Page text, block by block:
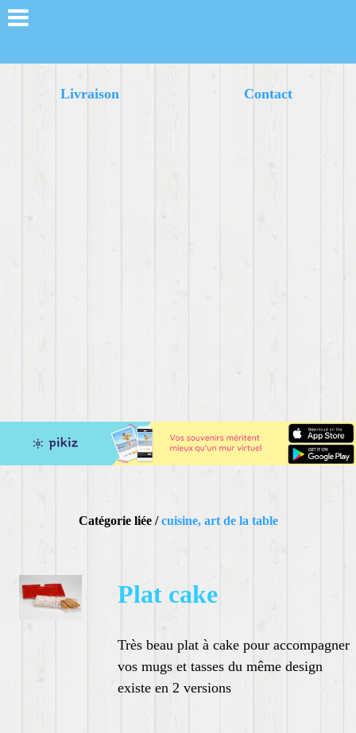
Livraison Contact
Catégorie liée /cuisine, art de la table
Plat cake
Très beau plat à cake pour accompagner
vos mugs et tasses du même design
existe en 2 versions